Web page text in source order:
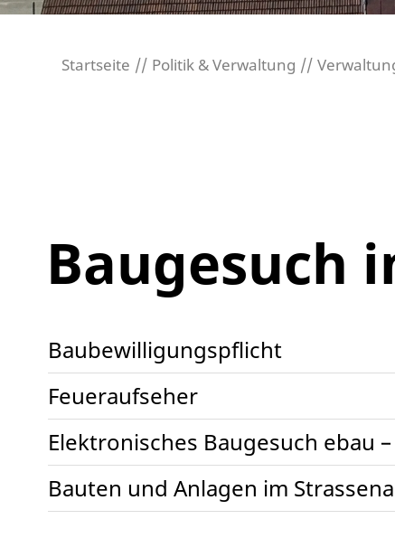
Startseite Politik & Verwaltung
Baugesuch
Baubewilligungspflicht
Feueraufseher
Elektronisches Baugesuch ebau
Bauten und Anlagen im